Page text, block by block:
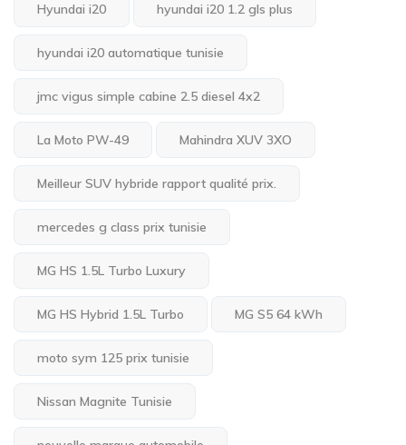
Hyundai i20 hyundai i20 1.2 gls plus
hyundai i20 automatique tunisie
jmc vigus simple cabine 2.5 diesel 4x2
La Moto PW-49 Mahindra XUV 3XO
Meilleur SUV hybride rapport qualité prix.
mercedes g class prix tunisie
MG HS 1.5L Turbo Luxury
MG HS Hybrid 1.5L Turbo MG S5 64 kWh
moto sym 125 prix tunisie
Nissan Magnite Tunisie